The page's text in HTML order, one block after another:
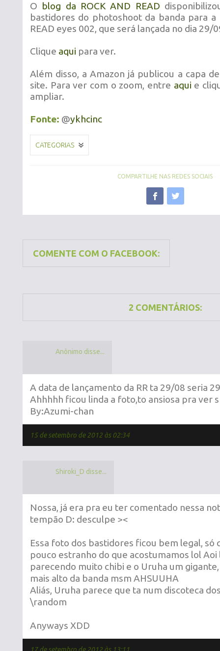
O blog da ROCK AND READ
bastidores do photoshoot da banda para a
READ eyes 002, que será lançada no dia 29/
Clique aqui para ver.
Além disso, a Amazon já publicou a capa
site. Para ver com o zoom, entre aqui e
ampliar.
Fonte: @ykhcinc
CATEGORIAS
COMPARTILHE NAS REDES SOCIAIS
COMENTE COM O FACEBOOK:
2 COMENTÁRIOS:
Anônimo disse...
A data de lançamento da RR ta 29/08 seria
Ahhhhh ficou linda a foto,to ansiosa pra ver
By:Azumi-chan
15 de setembro de 2012 às 02:34
Shiroki_D disse...
Nossa, já era pra eu ter comentado nessa
tempão D: desculpe ><
Essa foto dos bastidores ficou bem legal, só
pouco estranho do que acostumamos lol
parecendo muito chibi e o Uruha um
mais alto da banda msm AHSUUHA
Aliás, Uruha parece que ta num discoteca
\random
Anyways XDD